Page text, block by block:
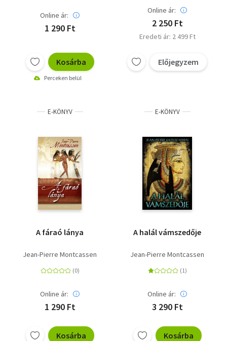
Online ár:
1 290 Ft
Kosárba
Perceken belül
Online ár:
2 250 Ft
Eredeti ár: 2 499 Ft
Előjegyzem
E-KÖNYV
A fáraó lánya
Jean-Pierre Montcassen
Online ár:
1 290 Ft
Kosárba
E-KÖNYV
A halál vámszedője
Jean-Pierre Montcassen
Online ár:
3 290 Ft
Kosárba